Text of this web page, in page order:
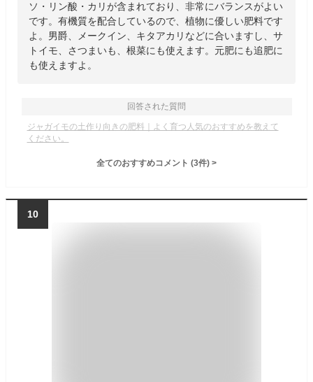
ソ・リン酸・カリが含まれており、非常にバランスがよい
です。有機質を配合しているので、植物に優しい肥料です
よ。男爵、メークイン、キタアカリなどに合いますし、サ
トイモ、さつまいも、根菜にも使えます。元肥にも追肥に
も使えますよ。
回答された質問
ジャガイモの土作り向きの肥料｜よく育つ人気のおすすめを教えて
ください。
全てのおすすめコメント (3件) >
10